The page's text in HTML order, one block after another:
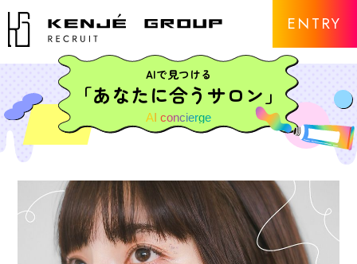
ENTRY
AIで見つける
「あなたに合うサロン」
AI concierge